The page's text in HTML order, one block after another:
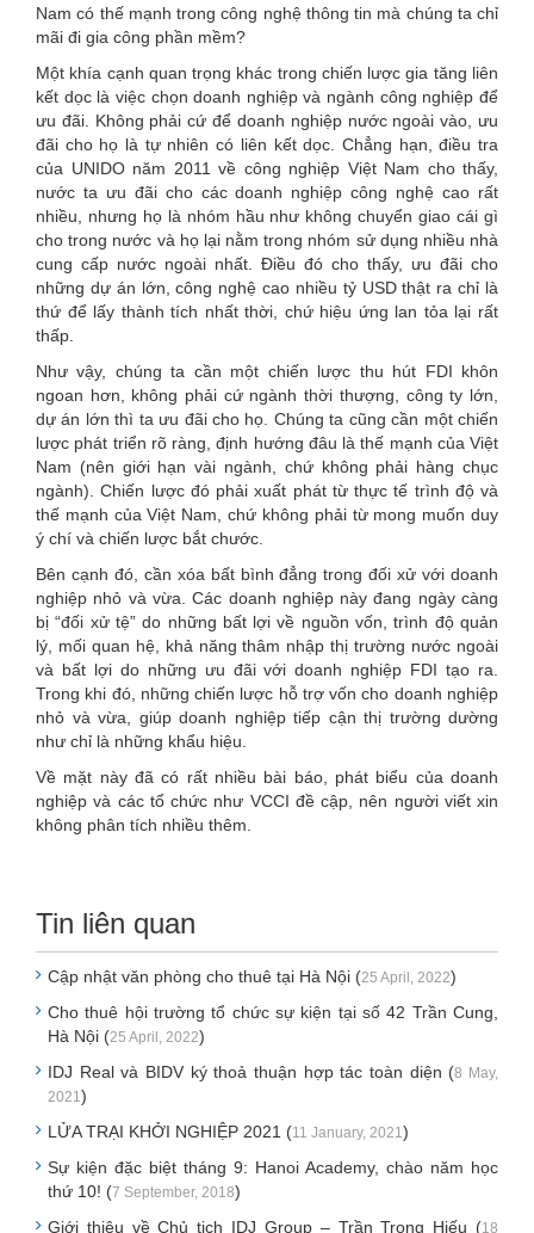
Nam có thế mạnh trong công nghệ thông tin mà chúng ta chỉ
mãi đi gia công phần mềm?
Một khía cạnh quan trọng khác trong chiến lược gia tăng liên
kết dọc là việc chọn doanh nghiệp và ngành công nghiệp để
ưu đãi. Không phải cứ để doanh nghiệp nước ngoài vào, ưu
đãi cho họ là tự nhiên có liên kết dọc. Chẳng hạn, điều tra
của UNIDO năm 2011 về công nghiệp Việt Nam cho thấy,
nước ta ưu đãi cho các doanh nghiệp công nghệ cao rất
nhiều, nhưng họ là nhóm hầu như không chuyển giao cái gì
cho trong nước và họ lại nằm trong nhóm sử dụng nhiều nhà
cung cấp nước ngoài nhất. Điều đó cho thấy, ưu đãi cho
những dự án lớn, công nghệ cao nhiều tỷ USD thật ra chỉ là
thứ để lấy thành tích nhất thời, chứ hiệu ứng lan tỏa lại rất
thấp.
Như vậy, chúng ta cần một chiến lược thu hút FDI khôn
ngoan hơn, không phải cứ ngành thời thượng, công ty lớn,
dự án lớn thì ta ưu đãi cho họ. Chúng ta cũng cần một chiến
lược phát triển rõ ràng, định hướng đâu là thế mạnh của Việt
Nam (nên giới hạn vài ngành, chứ không phải hàng chục
ngành). Chiến lược đó phải xuất phát từ thực tế trình độ và
thế mạnh của Việt Nam, chứ không phải từ mong muốn duy
ý chí và chiến lược bắt chước.
Bên cạnh đó, cần xóa bất bình đẳng trong đối xử với doanh
nghiệp nhỏ và vừa. Các doanh nghiệp này đang ngày càng
bị “đối xử tệ” do những bất lợi về nguồn vốn, trình độ quản
lý, mối quan hệ, khả năng thâm nhập thị trường nước ngoài
và bất lợi do những ưu đãi với doanh nghiệp FDI tạo ra.
Trong khi đó, những chiến lược hỗ trợ vốn cho doanh nghiệp
nhỏ và vừa, giúp doanh nghiệp tiếp cận thị trường dường
như chỉ là những khẩu hiệu.
Về mặt này đã có rất nhiều bài báo, phát biểu của doanh
nghiệp và các tổ chức như VCCI đề cập, nên người viết xin
không phân tích nhiều thêm.
Tin liên quan
Cập nhật văn phòng cho thuê tại Hà Nội (25 April, 2022)
Cho thuê hội trường tổ chức sự kiện tại số 42 Trần Cung,
Hà Nội (25 April, 2022)
IDJ Real và BIDV ký thoả thuận hợp tác toàn diện (8 May,
2021)
LỬA TRẠI KHỞI NGHIỆP 2021 (11 January, 2021)
Sự kiện đặc biệt tháng 9: Hanoi Academy, chào năm học
thứ 10! (7 September, 2018)
Giới thiệu về Chủ tịch IDJ Group – Trần Trọng Hiếu (18